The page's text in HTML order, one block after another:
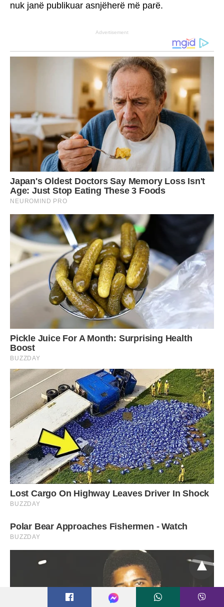
nuk janë publikuar asnjëherë më parë.
Advertisement